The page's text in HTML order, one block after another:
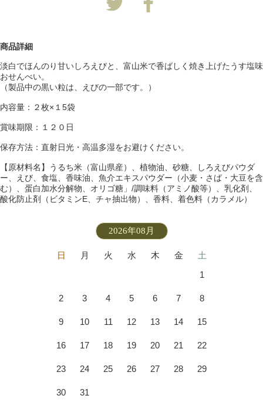
商品詳細
淡白でほんのり甘いしろえびと、富山米で香ばしく焼き上げたうす塩味
おせんべい。
（製品中の黒い粒は、えびの一部です。）
内容量：２枚×１5袋
賞味期限：１２０日
保存方法：直射日光・高温多湿をお避けください。
【原材料名】うるち米（富山県産）、植物油、砂糖、しろえびパウダ
ー、えび、食塩、香味油、魚介エキスパウダー（小麦・さば・大豆を含
む）、蛋白加水分解物、オリゴ糖」/調味料（アミノ酸等）、乳化剤、
酸化防止剤（ビタミンE、チャ抽出物）、香料、着色料（カラメル）
2026年08月
日 月 火 水 木 金
土
1
2 3 4 5 6 7 8
9 10 11 12 13 14 15
16 17 18 19 20 21 22
23 24 25 26 27 28 29
30 31